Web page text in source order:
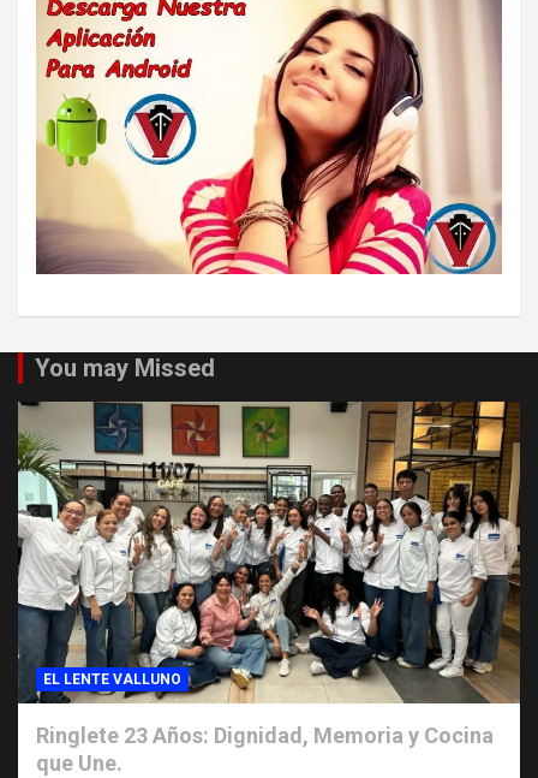
You may Missed
EL LENTE VALLUNO
Ringlete 23 Años: Dignidad, Memoria y Cocina
que Une.